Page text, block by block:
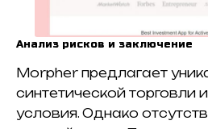
Анализ рисков и заключение
Morpher предлагает
синтетической торговли
условия. Однако